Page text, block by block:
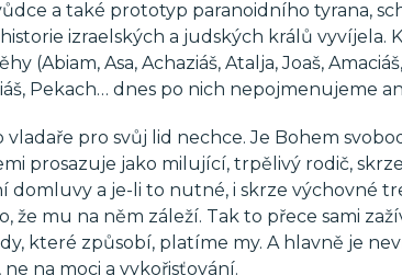
a také prototyp paranoidního tyrana,
izraelských a judských králů vyvíjela.
(Abiam, Asa, Achaziáš, Atalja, Joaš,
Pekach… dnes po nich nepojmenujeme
pro svůj lid nechce. Je Bohem
prosazuje jako milující, trpělivý rodič,
a je-li to nutné, i skrze výchovné
že mu na něm záleží. Tak to přece sami
které způsobí, platíme my. A hlavně je
na moci a vykořisťování.